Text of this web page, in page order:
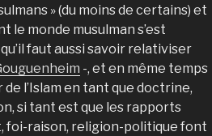
» (du moins de certains) et
le monde musulman s’est
faut aussi savoir relativiser
-, et en même temps
l’Islam en tant que doctrine,
si tant est que les rapports
foi-raison, religion-politique font